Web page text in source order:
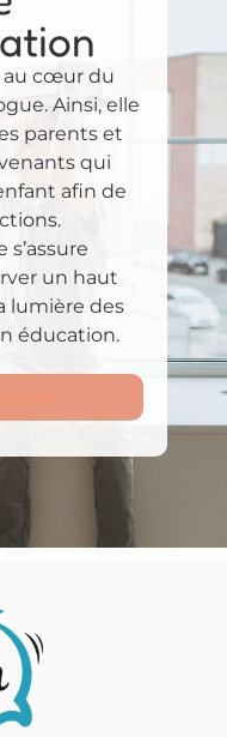
au cœur du
Ainsi, elle
parents et
qui
afin de
s’assure
un haut
lumière des
éducation.